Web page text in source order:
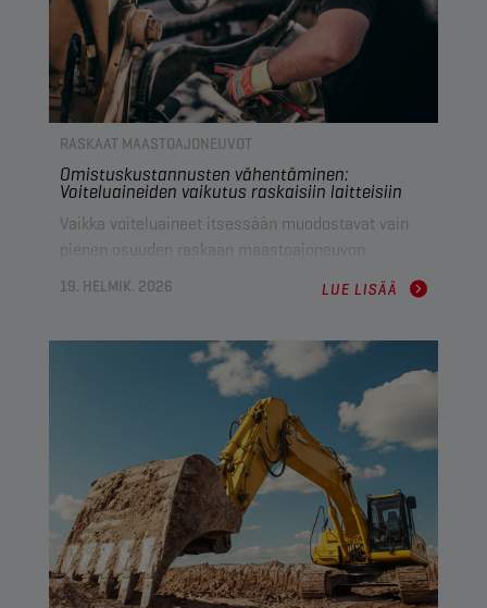
RASKAAT MAASTOAJONEUVOT
Omistuskustannusten vähentäminen:
Voiteluaineiden vaikutus raskaisiin laitteisiin
Vaikka voiteluaineet itsessään muodostavat vain
pienen osuuden raskaan maastoajoneuvon
kokonaiskustannuksista (TCO), niiden
kokonaisvaikutus on paljon merkittävämpi.
jäähdytysnesteiden ja rasvojen avulla voit
vähentää kulumia, parantaa polttoainetaloutta ja
ehkäistä hintavia seisonta-aikoja.
Voiteluaineasiantuntijamme Johan Van Hove
(Champion Lubricantsin koulutuspäällikkö) kertoo
nesteiden tärkeydestä ja niiden vaikutuksesta
kokonaiskustannuksiin.
19. HELMIK. 2026 LUE LISÄÄ